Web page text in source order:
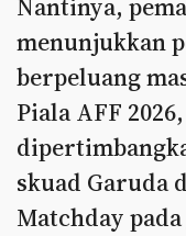
Nantinya,
menunjukkan
berpeluang
Piala AFF
skuad Garuda
Matchday